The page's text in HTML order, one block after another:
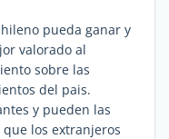
pueda ganar y
valorado al
sobre las
del pais.
y pueden las
los extranjeros